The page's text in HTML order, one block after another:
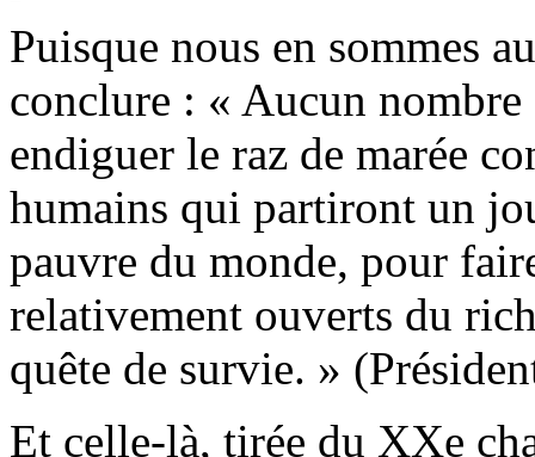
Puisque nous en sommes
conclure : « Aucun
endiguer le raz de marée
humains qui partiront un
pauvre du monde, pour
relativement ouverts du
quête de survie. »
Et celle-là, tirée du XXe